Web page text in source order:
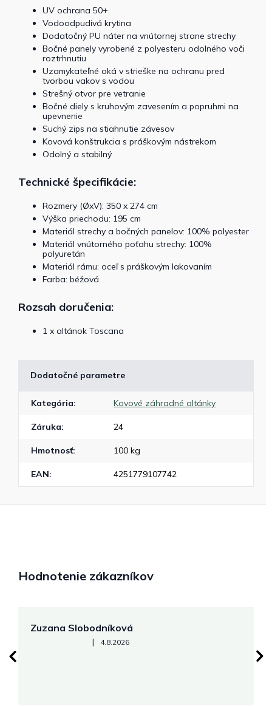
UV ochrana 50+
Vodoodpudivá krytina
Dodatočný PU náter na vnútornej strane strechy
Bočné panely vyrobené z polyesteru odolného voči
roztrhnutiu
Uzamykateľné oká v strieške na ochranu pred
tvorbou vakov s vodou
Strešný otvor pre vetranie
Bočné diely s kruhovým zavesením a popruhmi na
upevnenie
Suchý zips na stiahnutie závesov
Kovová konštrukcia s práškovým nástrekom
Odolný a stabilný
Technické špecifikácie:
Rozmery (ØxV): 350 x 274 cm
Výška priechodu: 195 cm
Materiál strechy a bočných panelov: 100% polyester
Materiál vnútorného poťahu strechy: 100%
polyuretán
Materiál rámu: oceľ s práškovým lakovaním
Farba: béžová
Rozsah doručenia:
1 x altánok Toscana
Dodatočné parametre
Kategória: Kovové záhradné altánky
Záruka: 24
Hmotnosť: 100 kg
EAN: 4251779107742
Hodnotenie zákazníkov
Zuzana Slobodníková
Hodnotenie obchodu je 5 z 5 hviezdičiek.
| 4.8.2026